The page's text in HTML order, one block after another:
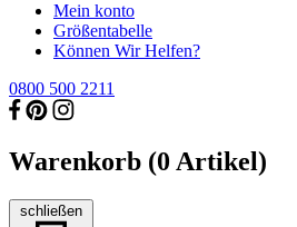
Mein konto
Größentabelle
Können Wir Helfen?
0800 500 2211
Warenkorb (0 Artikel)
schließen